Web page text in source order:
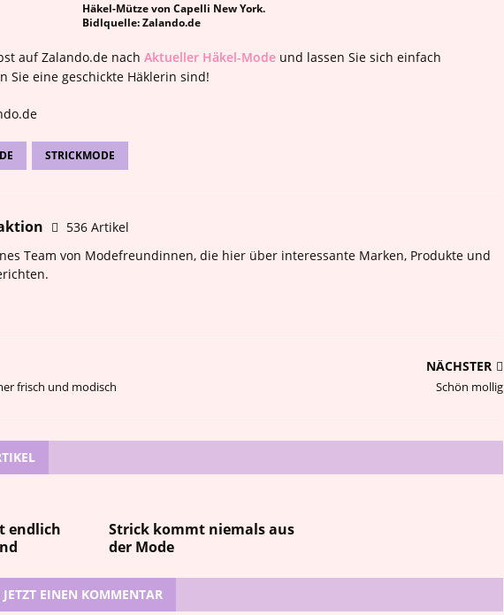
Häkel-Mütze von Capelli New York.
Bidlquelle: Zalando.de
auf Zalando.de nach Aktueller Häkel-Mode und lassen Sie sich einfach
Sie eine geschickte Häklerin sind!
STRICKMODE
536 Artikel
Team von Modefreundinnen, die hier über interessante Marken, Produkte und
frisch und modisch
NÄCHSTER
Schön mollig
endlich
Strick kommt niemals aus
der Mode
JETZT EINEN KOMMENTAR